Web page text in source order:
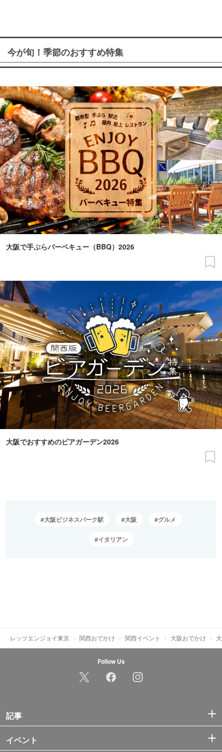
今が旬！季節のおすすめ特集
大阪で手ぶらバーベキュー（BBQ）2026
大阪でおすすめのビアガーデン2026
大阪ビジネスパーク駅 大阪 グルメ
イタリアン
レッツエンジョイ東京 関西おでかけ 関西イベント 大阪おでかけ
Follow Us
記事
イベント